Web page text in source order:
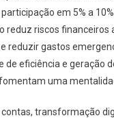
em 5% a
reduz riscos financeiros
reduzir gastos
de eficiência e geração
uma
contas, transformação